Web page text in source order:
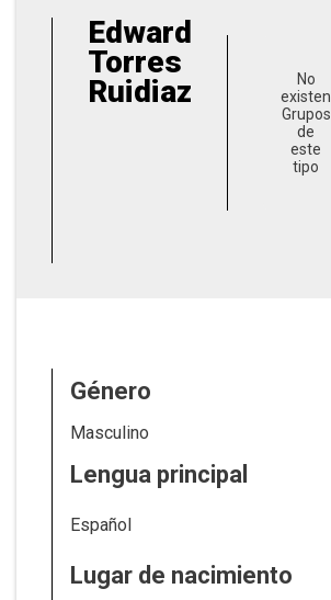
Edward
Torres
Ruidiaz
No
existen
Grupos
de
este
tipo
Género
Masculino
Lengua principal
Español
Lugar de nacimiento